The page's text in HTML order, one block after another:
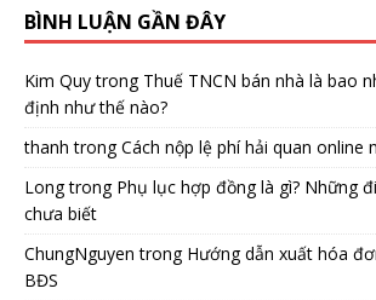
BÌNH LUẬN GẦN ĐÂY
Kim Quytrong Thuế TNCN bán nhà là bao
định như thế nào?
thanh trongCách nộp lệ phí hải quan online
Longtrong Phụ lục hợp đồng là gì? Những
chưa biết
ChungNguyen trong Hướng dẫn xuất hóa
BĐS